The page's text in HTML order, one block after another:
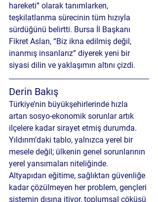
hareketi” olarak tanımlarken,
teşkilatlanma sürecinin tüm hızıyla
sürdüğünü belirtti. Bursa İl Başkanı
Fikret Aslan, “Biz ikna edilmiş değil,
inanmış insanlarız” diyerek yeni bir
siyasi dilin ve yaklaşımın altını çizdi.
Derin Bakış
Türkiye’nin büyükşehirlerinde hızla
artan sosyo-ekonomik sorunlar artık
ilçelere kadar sirayet etmiş durumda.
Yıldırım’daki tablo, yalnızca yerel bir
mesele değil; ülkenin genel sorunlarının
yerel yansımaları niteliğinde.
Altyapıdan eğitime, sağlıktan güvenliğe
kadar çözülmeyen her problem, gençleri
sistemin dışına itiyor, toplumsal çöküşü